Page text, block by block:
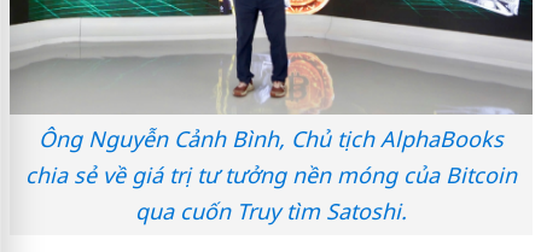
Ông Nguyễn Cảnh Bình, Chủ tịch AlphaBooks
chia sẻ về giá trị tư tưởng nền móng của Bitcoin
qua cuốn Truy tìm Satoshi.